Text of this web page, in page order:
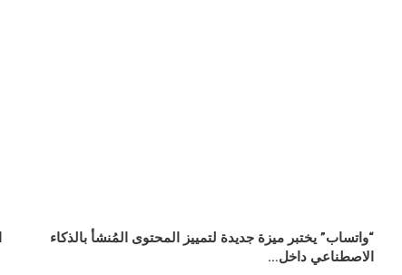
“واتساب” يختبر ميزة جديدة لتمييز المحتوى المُنشأ بالذكاء
الاصطناعي داخل…